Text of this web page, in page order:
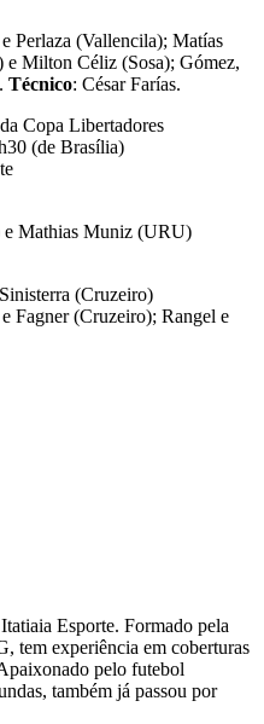
Perlaza (Vallencila); Matías
Milton Céliz (Sosa); Gómez,
Técnico: César Farías.
Copa Libertadores
(de Brasília)
Mathias Muniz (URU)
(Cruzeiro)
Fagner (Cruzeiro); Rangel e
Esporte. Formado pela
tem experiência em coberturas
pelo futebol
também já passou por